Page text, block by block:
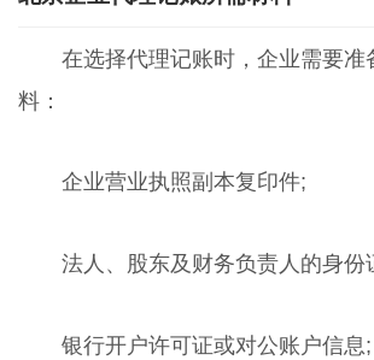
在选择代理记账时，企业需要准
料：
企业营业执照副本复印件;
法人、股东及财务负责人的身份
银行开户许可证或对公账户信息;